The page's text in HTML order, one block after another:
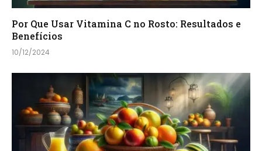
Por Que Usar Vitamina C no Rosto: Resultados e
Benefícios
10/12/2024